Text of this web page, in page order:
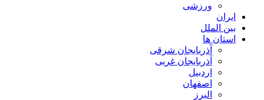
ورزشی
ایران
بین الملل
استان ها
آذربایجان شرقی
آذربایجان غربی
اردبیل
اصفهان
البرز